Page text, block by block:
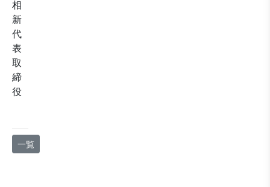
相
新
代
表
取
締
役
一覧